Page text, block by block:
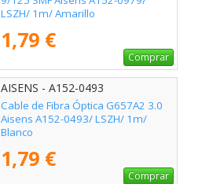
LSZH/ 1m/ Amarillo
1,79 €
Comprar
AISENS - A152-0493
Cable de Fibra Óptica G657A2 3.0
Aisens A152-0493/ LSZH/ 1m/
Blanco
1,79 €
Comprar